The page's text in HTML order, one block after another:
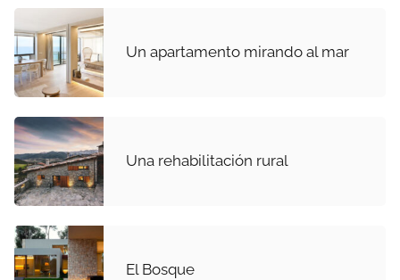
Un apartamento mirando al mar
Una rehabilitación rural
El Bosque